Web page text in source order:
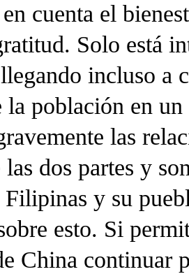
cuenta el
Solo está
incluso a
la población en
las
dos partes y
Filipinas y su
esto. Si
China continuar